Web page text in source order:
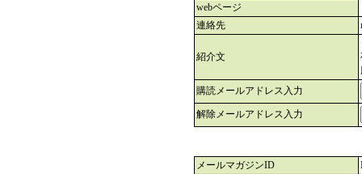
webページ
連絡先
紹介文
購読メールアドレス入力
解除メールアドレス入力
メールマガジンID